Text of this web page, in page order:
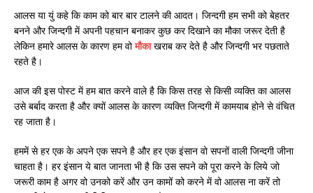
आलस या युं कहे कि काम को बार बार टालने की आदत। जिन्दगी हम सभी को बेहतर
बनने और जिन्दगी में अपनी पहचान बनाकर कुछ कर दिखाने का मौका जरूर देती है
लेकिन हमारे आलस के कारण हम वोमौकाखराब कर देते है और जिन्दगी भर पछताते
रहते है।
आज की इस पोस्ट में हम बात करने वाले है कि किस तरह से किसी व्यक्ति का आलस
उसे बर्बाद करता है और क्यों आलस के कारण व्यक्ति जिन्दगी में कामयाब होने से वंचित
रह जाता है।
हममें से हर एक के अपने एक सपने है और हर एक इंसान वो सपनों वाली जिन्दगी जीना
चाहता है। हर इंसान ये बात जानता भी है कि उस सपने को पूरा करने के लिये जो
जरूरी काम है अगर वो उनको करें और उन कामों को करने में वो आलस ना करें तो